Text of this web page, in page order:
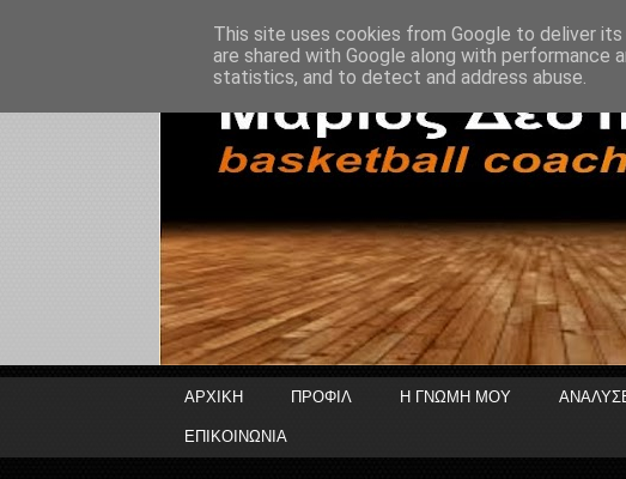
ΑΡΧΙΚΗ ΠΡΟΦΙΛ Η ΓΝΩΜΗ ΜΟΥ
ΕΠΙΚΟΙΝΩΝΙΑ
This site uses cookies from Google to deliver
are shared with Google along with
statistics, and to detect and address abuse.